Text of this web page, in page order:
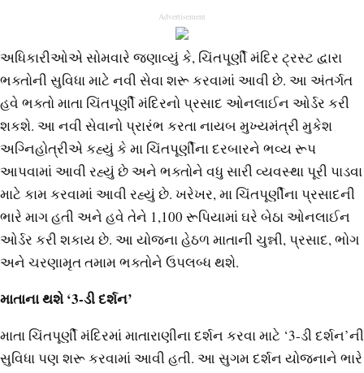
Advertisement
અધિકારીઓએ સોમવારે જણાવ્યું કે, ચિંતપૂર્ણી મંદિર ટ્રસ્ટ દ્વારા
ભક્તોની સુવિધા માટે નવી સેવા શરૂ કરવામાં આવી છે. આ અંતર્ગત
હવે ભક્તો માતા ચિંતપૂર્ણી મંદિરનો પ્રસાદ ઓનલાઈન ઓર્ડર કરી
શકશે. આ નવી સેવાનો પ્રારંભ કરતા નાયબ મુખ્યમંત્રી મુકેશ
અગ્નિહોત્રીએ કહ્યું કે મા ચિંતપૂર્ણીના દરબારને ભવ્ય રૂપ
આપવામાં આવી રહ્યું છે અને ભક્તોને વધુ સારી વ્યવસ્થા પૂરી પાડવા
માટે કામ કરવામાં આવી રહ્યું છે. ખરેખર, મા ચિંતપૂર્ણીના પ્રસાદની
ભારે માગ હતી અને હવે તેને 1,100 રૂપિયામાં ઘરે બેઠા ઓનલાઈન
ઓર્ડર કરી શકાય છે. આ યોજના હેઠળ માતાની ચુન્ની, પ્રસાદ, ભોગ
અને ચરણામૃત તમામ ભક્તોને ઉપલબ્ધ થશે.
માતાના થશે ‘3-ડી દર્શન’
માતા ચિંતપૂર્ણી મંદિરમાં માતારાણીના દર્શન કરવા માટે ‘3-ડી દર્શન’ની
સુવિધા પણ શરૂ કરવામાં આવી હતી. આ સુગમ દર્શન યોજનાને ભારે